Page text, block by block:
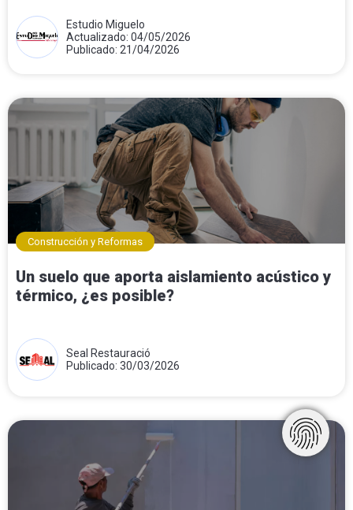
Estudio Miguelo
Actualizado: 04/05/2026
Publicado: 21/04/2026
Construcción y Reformas
Un suelo que aporta aislamiento acústico y
térmico, ¿es posible?
Seal Restauració
Publicado: 30/03/2026